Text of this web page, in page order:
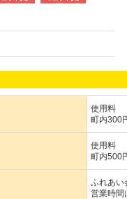
使用料
町内300
使用料
町内500
ふれあい
営業時間